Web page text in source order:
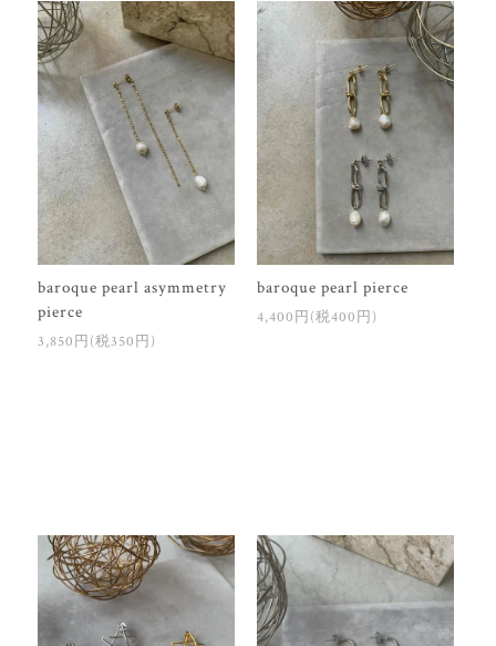
baroque pearl asymmetry
pierce
3,850円(税350円)
baroque pearl pierce
4,400円(税400円)